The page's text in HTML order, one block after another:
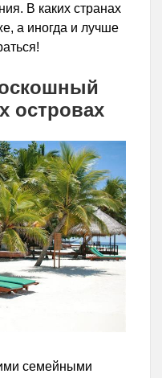
В каких странах
а иногда и лучше
островах
семейными